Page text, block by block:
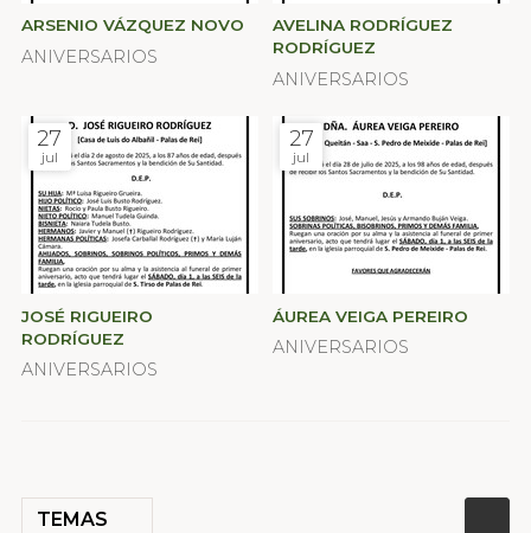
TEMAS
ARSENIO VÁZQUEZ NOVO
ANIVERSARIOS
AVELINA RODRÍGUEZ
RODRÍGUEZ
ANIVERSARIOS
27
jul
JOSÉ RIGUEIRO
RODRÍGUEZ
ANIVERSARIOS
27
jul
ÁUREA VEIGA PEREIRO
ANIVERSARIOS